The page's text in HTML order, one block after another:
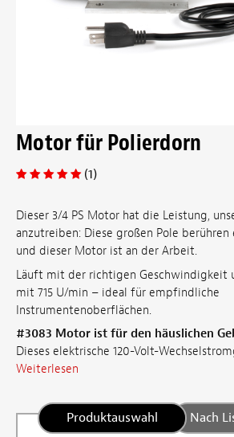
Motor für Polierdorn
(1)
Dieser 3/4 PS Motor hat die Leistung,
anzutreiben: Diese großen Pole berühren
und dieser Motor ist an der Arbeit.
Läuft mit der richtigen Geschwindigkeit
mit 715 U/min – ideal für empfindliche
Instrumentenoberflächen.
#3083 Motor ist für den häuslichen
Dieses elektrische 120-Volt-
Weiterlesen
Produktauswahl Nach